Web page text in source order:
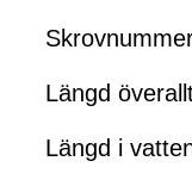
Längd
Längd i